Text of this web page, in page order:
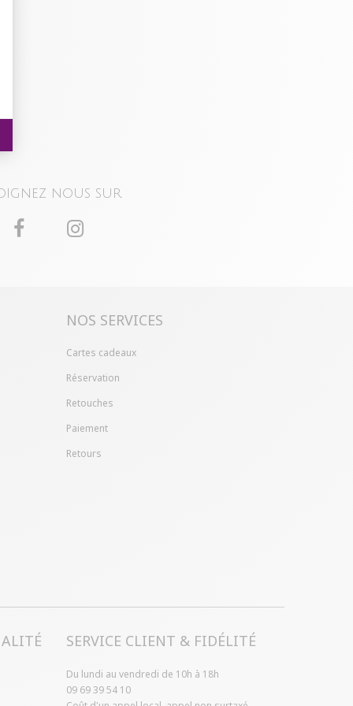
nous sur
NOS SERVICES
Cartes cadeaux
Réservation
Retouches
Paiement
Retours
SERVICE CLIENT & FIDÉLITÉ
Du lundi au vendredi de 10h à 18h
09 69 39 54 10